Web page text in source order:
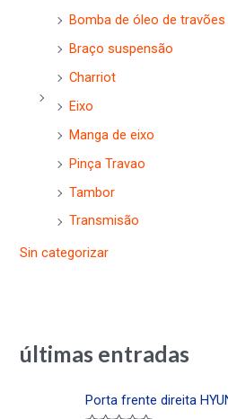
Bomba de óleo de travões
Braço suspensão
Charriot
Eixo
Manga de eixo
Pinça Travao
Tambor
Transmisão
Sin categorizar
últimas entradas
Porta frente direita